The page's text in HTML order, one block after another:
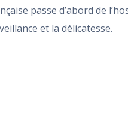
passe d’abord de
et la délicatesse.